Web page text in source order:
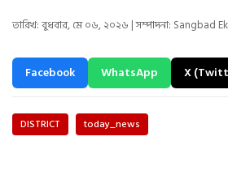
তারিখ: বুধবার, মে ০৬, ২০২৬ | সম্পাদনা: Sangbad
Facebook WhatsApp X
DISTRICT today_news